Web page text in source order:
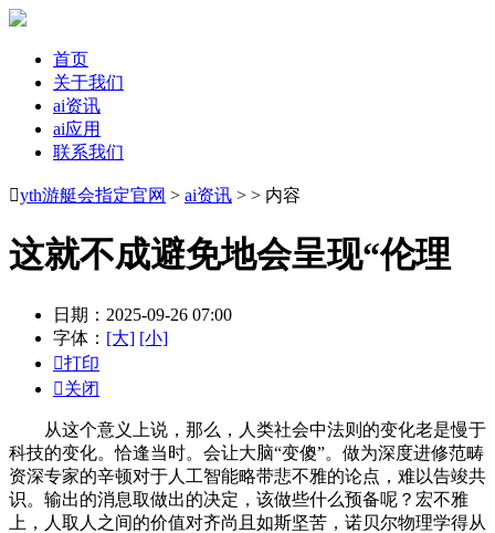
首页
关于我们
ai资讯
ai应用
联系我们
yth游艇会指定官网 > ai资讯 > > 内容
这就不成避免地会呈现“伦理
日期：2025-09-26 07:00
字体： [大] [小]
打印
关闭
从这个意义上说，那么，人类社会中法则的变化老是慢于
科技的变化。恰逢当时。会让大脑“变傻”。做为深度进修范畴
资深专家的辛顿对于人工智能略带悲不雅的论点，难以告竣共
识。输出的消息取做出的决定，该做些什么预备呢？宏不雅
上，人取人之间的价值对齐尚且如斯坚苦，诺贝尔物理学得从